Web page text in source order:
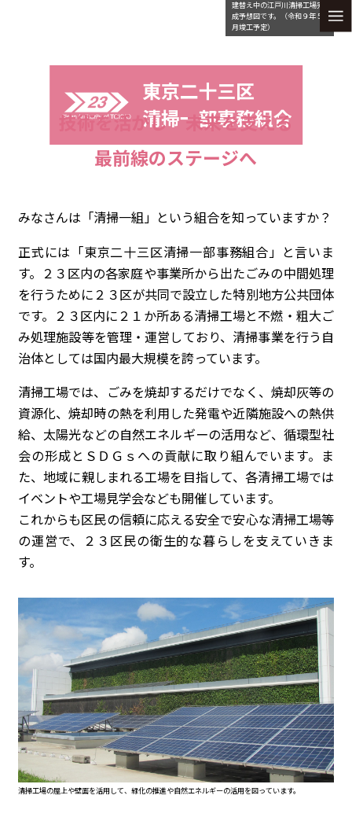
建替え中の江戸川清掃工場完
成予想図です。（令和９年５
月竣工予定）
技術を活かし 未来を支える
最前線のステージへ
みなさんは「清掃一組」という組合を知っていますか？
正式には「東京二十三区清掃一部事務組合」と言いま
す。２３区内の各家庭や事業所から出たごみの中間処理
を行うために２３区が共同で設立した特別地方公共団体
です。２３区内に２１か所ある清掃工場と不燃・粗大ご
み処理施設等を管理・運営しており、清掃事業を行う自
治体としては国内最大規模を誇っています。
清掃工場では、ごみを焼却するだけでなく、焼却灰等の
資源化、焼却時の熱を利用した発電や近隣施設への熱供
給、太陽光などの自然エネルギーの活用など、循環型社
会の形成とＳＤＧｓへの貢献に取り組んでいます。ま
た、地域に親しまれる工場を目指して、各清掃工場では
イベントや工場見学会なども開催しています。
これからも区民の信頼に応える安全で安心な清掃工場等
の運営で、２３区民の衛生的な暮らしを支えていきま
す。
清掃工場の屋上や壁面を活用して、緑化の推進や自然エネルギーの活用を図っています。